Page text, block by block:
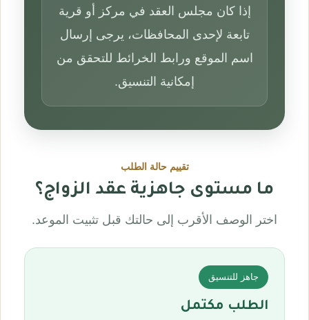
إذا كان مجلس العقد في مركز أو قرية
تابعة لإحدى المحافظات، يرجى إرسال
اسم الموقع ورابط الخرائط للتحقق من
إمكانية التنسيق.
تقييم حالة الطلب
ما مستوى جاهزية عقد الزواج؟
اختر الوصف الأقرب إلى حالتك قبل تثبيت الموعد.
جاهز للتنسيق
الطلب مكتمل